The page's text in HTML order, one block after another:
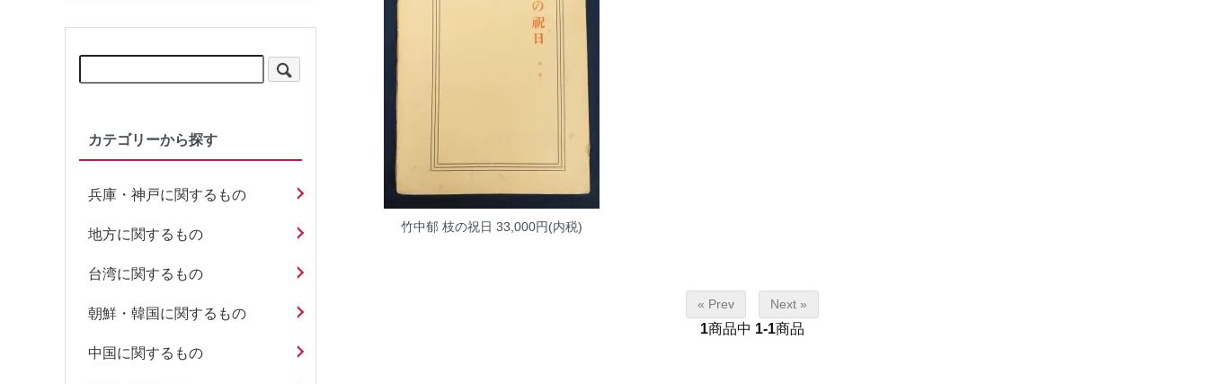
竹中郁 枝の祝日 33,000円(内税)
« Prev Next »
1商品中 1-1商品
カテゴリーから探す
兵庫・神戸に関するもの
地方に関するもの
台湾に関するもの
朝鮮・韓国に関するもの
中国に関するもの